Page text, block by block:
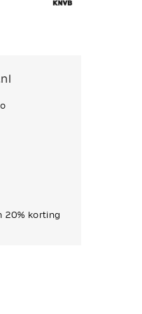
20% korting